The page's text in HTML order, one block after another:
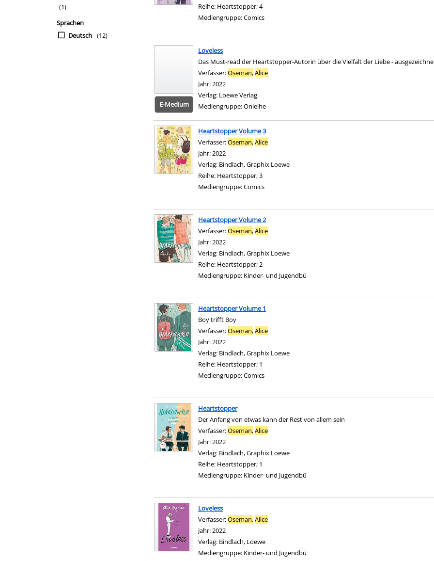
(1)
Sprachen
Deutsch (12)
Reihe: Heartstopper; 4
Mediengruppe:Comics
E-Medium
Loveless
Das Must-read der Heartstopper-Autorin über die Vielfalt der Liebe -
Verfasser:Oseman,Alice
Jahr:2022
Verlag: Loewe Verlag
Mediengruppe:Onleihe
Heartstopper Volume 3
Verfasser:Oseman,Alice
Jahr:2022
Verlag: Bindlach, Graphix Loewe
Reihe: Heartstopper; 3
Mediengruppe:Comics
Heartstopper Volume 2
Verfasser:Oseman,Alice
Jahr:2022
Verlag: Bindlach, Graphix Loewe
Reihe: Heartstopper; 2
Mediengruppe: Kinder- und Jugendbü
Heartstopper Volume 1
Boy trifft Boy
Verfasser:Oseman,Alice
Jahr:2022
Verlag: Bindlach, Graphix Loewe
Reihe: Heartstopper; 1
Mediengruppe:Comics
Heartstopper
Der Anfang von etwas kann der Rest von allem sein
Verfasser:Oseman,Alice
Jahr:2022
Verlag: Bindlach, Graphix Loewe
Reihe: Heartstopper; 1
Mediengruppe: Kinder- und Jugendbü
Loveless
Verfasser:Oseman,Alice
Jahr:2022
Verlag: Bindlach, Loewe
Mediengruppe: Kinder- und Jugendbü